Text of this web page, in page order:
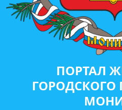
ПОРТАЛ
ГОРОДСКОГО